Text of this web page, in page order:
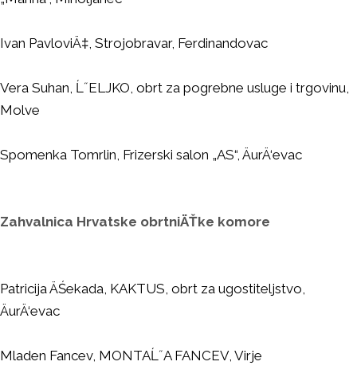
Ivan PavloviÄ‡, Strojobravar, Ferdinandovac
Vera Suhan, Ĺ˝ELJKO, obrt za pogrebne usluge i trgovinu,
Molve
Spomenka Tomrlin, Frizerski salon „AS“, ÄurÄ‘evac
Zahvalnica Hrvatske obrtniÄŤke komore
Patricija ÄŚekada, KAKTUS, obrt za ugostiteljstvo,
ÄurÄ‘evac
Mladen Fancev, MONTAĹ˝A FANCEV, Virje